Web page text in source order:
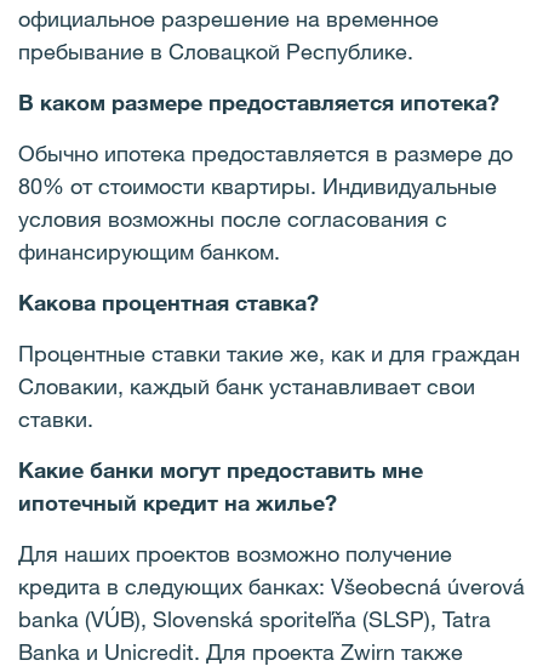
официальное разрешение на временное
пребывание в Словацкой Республике.
В каком размере предоставляется ипотека?
Обычно ипотека предоставляется в размере до
80% от стоимости квартиры. Индивидуальные
условия возможны после согласования с
финансирующим банком.
Какова процентная ставка?
Процентные ставки такие же, как и для граждан
Словакии, каждый банк устанавливает свои
ставки.
Какие банки могут предоставить мне
ипотечный кредит на жилье?
Для наших проектов возможно получение
кредита в следующих банках: Všeobecná úverová
banka (VÚB), Slovenská sporiteľňa (SLSP), Tatra
Banka и Unicredit. Для проекта Zwirn также